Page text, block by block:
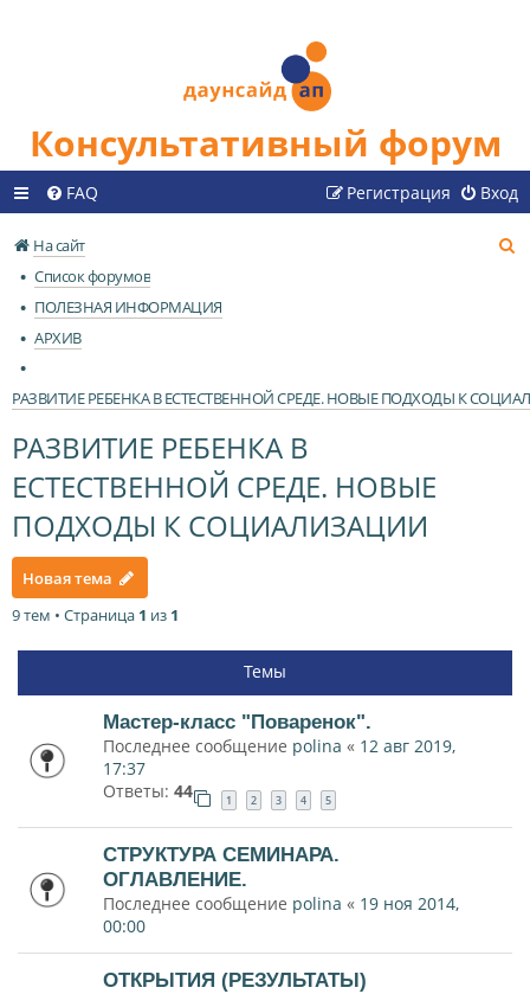
Консультативный форум
FAQ Вход
Регистрация
На сайт
Список форумов
ПОЛЕЗНАЯ ИНФОРМАЦИЯ
АРХИВ
РАЗВИТИЕ РЕБЕНКА В ЕСТЕСТВЕННОЙ СРЕДЕ. НОВЫЕ ПОДХОДЫ К
РАЗВИТИЕ РЕБЕНКА В
ЕСТЕСТВЕННОЙ СРЕДЕ. НОВЫЕ
ПОДХОДЫ К СОЦИАЛИЗАЦИИ
Новая тема
9 тем • Страница 1 из 1
Темы
Мастер-класс "Поваренок".
Последнее сообщение polina « 12 авг 2019,
17:37
Ответы: 44 1 2 3 4 5
СТРУКТУРА СЕМИНАРА.
ОГЛАВЛЕНИЕ.
Последнее сообщение polina « 19 ноя 2014,
00:00
ОТКРЫТИЯ (РЕЗУЛЬТАТЫ)